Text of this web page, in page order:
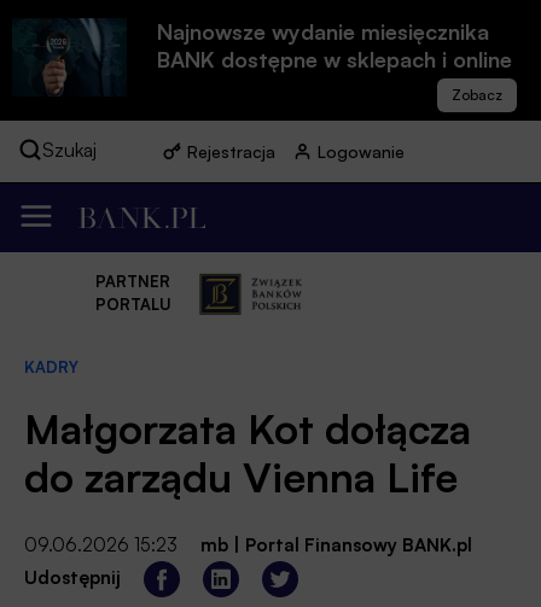
Najnowsze wydanie miesięcznika
BANK dostępne w sklepach i online
Szukaj Rejestracja Logowanie
PARTNER
PORTALU
KADRY
Małgorzata Kot dołącza
do zarządu Vienna Life
09.06.2026 15:23 mb
Portal Finansowy BANK.pl
Udostępnij